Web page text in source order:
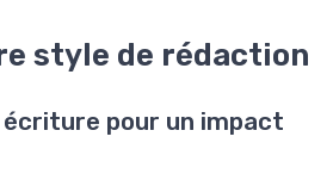
style de rédaction
pour un impact